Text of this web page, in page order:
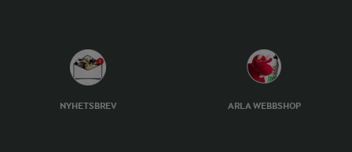
NYHETSBREV ARLA WEBBSHOP